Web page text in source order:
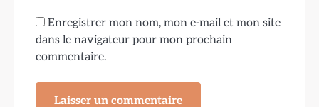
Enregistrer mon nom, mon e-mail et mon site
dans le navigateur pour mon prochain
commentaire.